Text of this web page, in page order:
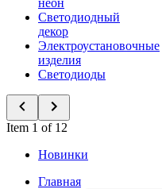
неон
Светодиодный
декор
Электроустановочные
изделия
Светодиоды
Item 1 of 12
Новинки
Главная